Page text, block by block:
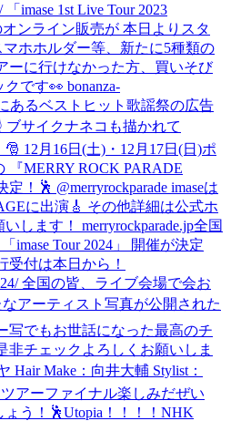
imase 1st Live Tour 2023
ンライン販売が 本日よりスタ
ホホルダー等、新たに5種類の
ーに行けなかった方、買いそび
です👀 bonanza-
あるベストヒット歌謡祭の広告
サイクナネコも描かれて
🎅 12月16日(土)・12月17日(日)ポ
『MERRY ROCK PARADE
！🕺 @merryrockparade imaseは
に出演🎸 その他詳細は公式ホ
します！ merryrockparade.jp全国
imase Tour 2024」 開催が決定
受付は本日から！
全国の皆、ライブ会場で会お
なアーティスト写真が公開された
写でもお世話になった最高のチ
非チェックよろしくお願いしま
Hair Make：向井大輔 Stylist：
アーファイナル楽しみだぜい
う！🕺Utopia！！！！ NHK